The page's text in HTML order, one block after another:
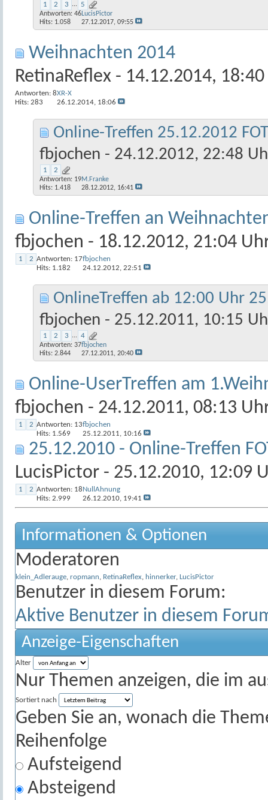
1 2 3 ... 5
Antworten: 46
Hits: 1.058
LucisPictor
27.12.2017, 09:55
Weihnachten 2014
RetinaReflex - 14.12.2014,
Antworten: 8
Hits: 283
XR-X
26.12.2014, 18:06
Online-Treffen 25.12.2012
fbjochen - 24.12.2012, 22:48
1 2
Antworten: 19
Hits: 1.418
M.Franke
28.12.2012, 16:41
Online-Treffen an
fbjochen - 18.12.2012, 21:04
1 2 Antworten: 17
Hits: 1.182
fbjochen
24.12.2012, 22:51
OnlineTreffen ab 12:00 Uhr
fbjochen - 25.12.2011, 10:15
1 2 3 ... 4
Antworten: 37
Hits: 2.844
fbjochen
27.12.2011, 20:40
Online-UserTreffen am
fbjochen - 24.12.2011, 08:13
1 2 Antworten: 13
Hits: 1.569
fbjochen
25.12.2011, 10:16
25.12.2010 - Online-Treffen
LucisPictor - 25.12.2010, 12:09
1 2 Antworten: 18
Hits: 2.999
NullAhnung
26.12.2010, 19:41
Informationen & Optionen
Moderatoren
klein_Adlerauge, ropmann, RetinaReflex, hinnerker, LucisPictor
Benutzer in diesem Forum:
Aktive Benutzer in diesem
Anzeige-Eigenschaften
Alter
Nur Themen anzeigen, die im
Sortiert nach
Geben Sie an, wonach die
Reihenfolge
Aufsteigend
Absteigend